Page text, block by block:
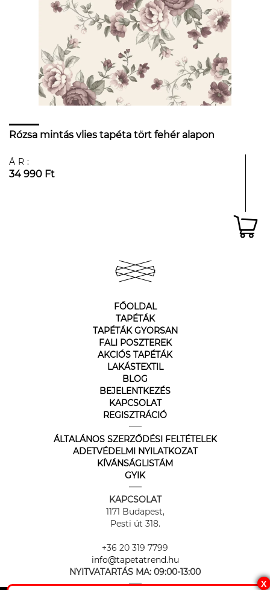
Rózsa mintás vlies tapéta tört fehér alapon
ÁR:
34 990 Ft
FŐOLDAL
TAPÉTÁK
TAPÉTÁK GYORSAN
FALI POSZTEREK
AKCIÓS TAPÉTÁK
LAKÁSTEXTIL
BLOG
BEJELENTKEZÉS
KAPCSOLAT
REGISZTRÁCIÓ
ÁLTALÁNOS SZERZŐDÉSI FELTÉTELEK
ADETVÉDELMI NYILATKOZAT
KÍVÁNSÁGLISTÁM
GYIK
KAPCSOLAT
1171 Budapest,
Pesti út 318.
+36 20 319 7799
info@tapetatrend.hu
NYITVATARTÁS MA: 09:00-13:00
X